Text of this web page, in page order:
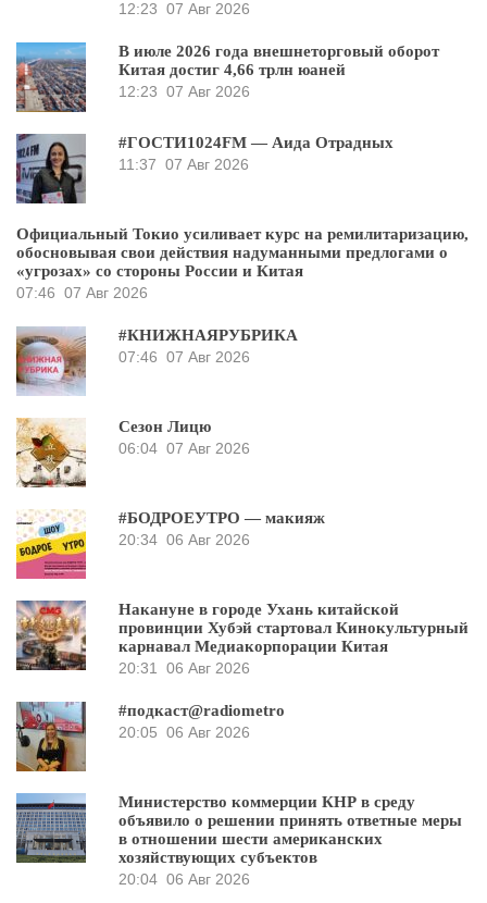
12:23 07 Авг 2026
В июле 2026 года внешнеторговый оборот
Китая достиг 4,66 трлн юаней
12:23 07 Авг 2026
#ГОСТИ1024FM — Аида Отрадных
11:37 07 Авг 2026
Официальный Токио усиливает курс на ремилитаризацию,
обосновывая свои действия надуманными предлогами о
«угрозах» со стороны России и Китая
07:46 07 Авг 2026
#КНИЖНАЯРУБРИКА
07:46 07 Авг 2026
Сезон Лицю
06:04 07 Авг 2026
#БОДРОЕУТРО — макияж
20:34 06 Авг 2026
Накануне в городе Ухань китайской
провинции Хубэй стартовал Кинокультурный
карнавал Медиакорпорации Китая
20:31 06 Авг 2026
#подкаст@radiometro
20:05 06 Авг 2026
Министерство коммерции КНР в среду
объявило о решении принять ответные меры
в отношении шести американских
хозяйствующих субъектов
20:04 06 Авг 2026